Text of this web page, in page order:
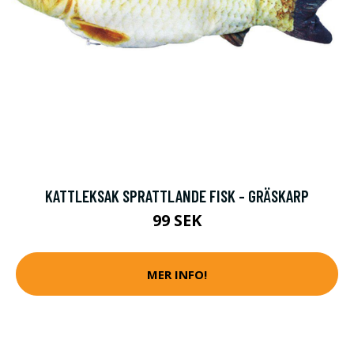
KATTLEKSAK SPRATTLANDE FISK - GRÄSKARP
99 SEK
MER INFO!